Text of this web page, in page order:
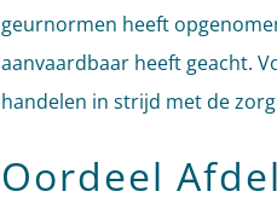
geurnormen heeft
aanvaardbaar heeft geacht.
handelen in strijd met de
Oordeel